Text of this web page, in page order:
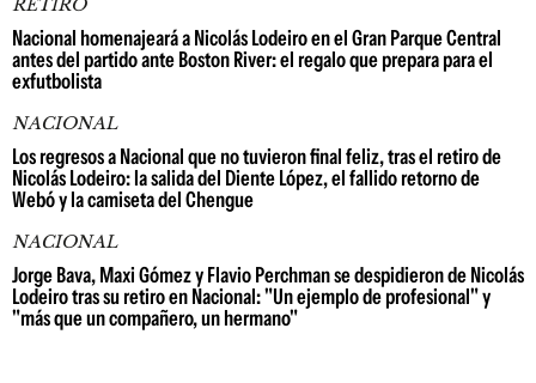
RETIRO
Nacional homenajeará a Nicolás Lodeiro en el Gran Parque Central
antes del partido ante Boston River: el regalo que prepara para el
exfutbolista
NACIONAL
Los regresos a Nacional que no tuvieron final feliz, tras el retiro de
Nicolás Lodeiro: la salida del Diente López, el fallido retorno de
Webó y la camiseta del Chengue
NACIONAL
Jorge Bava, Maxi Gómez y Flavio Perchman se despidieron de Nicolás
Lodeiro tras su retiro en Nacional: "Un ejemplo de profesional" y
"más que un compañero, un hermano"